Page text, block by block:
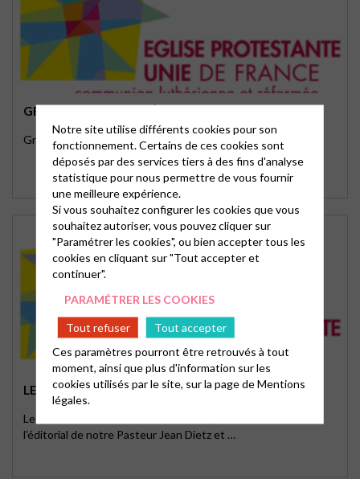
GROUPES ET ACTIVITÉS
Groupes et activités
LE GLANEUR
Le dernier numéro du Glaneur est disponible. Il contient
l'éditorial de notre Pasteur Jean Dietz et …
Notre site utilise différents cookies pour son
fonctionnement. Certains de ces cookies sont
déposés par des services tiers à des fins d'analyse
statistique pour nous permettre de vous fournir
une meilleure expérience.
Si vous souhaitez configurer les cookies que vous
souhaitez autoriser, vous pouvez cliquer sur
"Paramétrer les cookies", ou bien accepter tous les
cookies en cliquant sur "Tout accepter et
continuer".
PARAMÉTRER LES COOKIES
Tout refuser
Tout accepter
Ces paramètres pourront être retrouvés à tout
moment, ainsi que plus d'information sur les
cookies utilisés par le site, sur la page deMentions
légales.